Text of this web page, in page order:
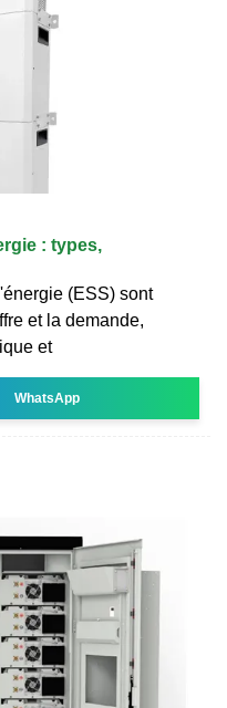
: types,
(ESS) sont
et la demande,
et
WhatsApp